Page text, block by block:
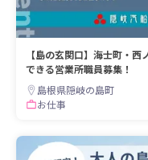
【島の玄関口】海士町・
できる営業所職員募集！
島根県隠岐の島町
お仕事